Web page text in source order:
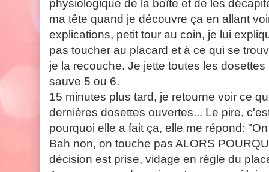
physiologique de la boîte et de les
ma tête quand je découvre ça en allant
explications, petit tour au coin, je lui
pas toucher au placard et à ce qui se
je la recouche. Je jette toutes les
sauve 5 ou 6.
15 minutes plus tard, je retourne voir ce
dernières dosettes ouvertes... Le pire,
pourquoi elle a fait ça, elle me répond:
Bah non, on touche pas ALORS
décision est prise, vidage en règle du